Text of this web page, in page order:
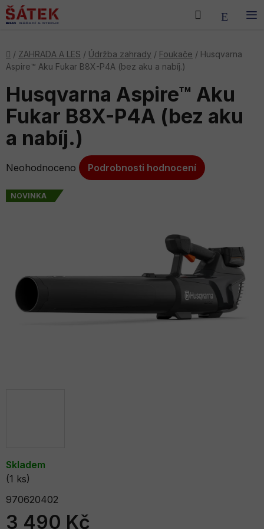
Přejít
na
Hledat
Domů
/ ZAHRADA A LES / Údržba zahrady / Foukače / Husqvarna
Aspire™ Aku Fukar B8X-P4A (bez aku a nabíj.)
Skladem
(1 ks)
970620402
3 490 Kč
Husqvarna Aspire™ Aku
Fukar B8X-P4A (bez aku
a nabíj.)
Průměrné
produktu
hvězdiček.
Neohodnoceno Podrobnosti hodnocení
NOVINKA